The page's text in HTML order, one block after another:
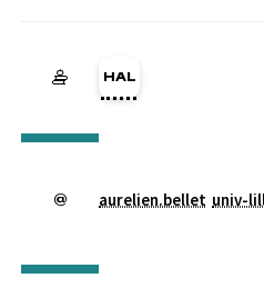
HAL aurelien-bellet
aurelien.bellet univ-